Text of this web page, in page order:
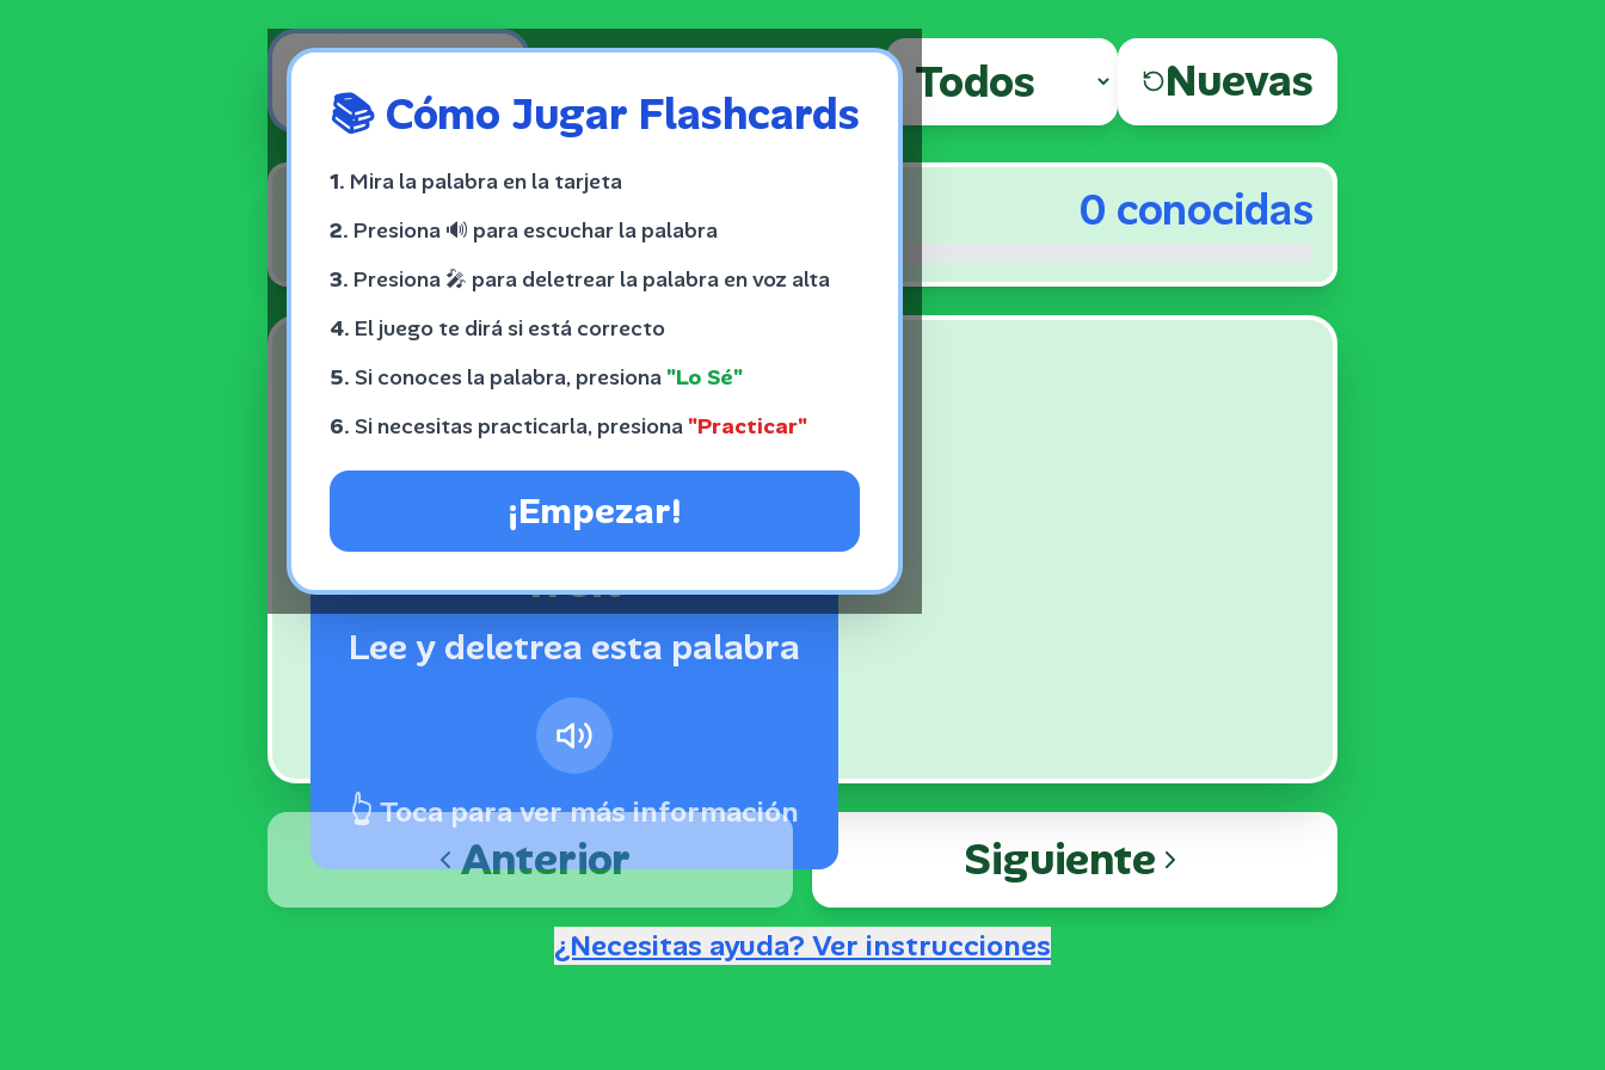
📚 Cómo Jugar Flashcards
1. Mira la palabra en la tarjeta
2. Presiona 🔊 para escuchar la palabra
3. Presiona 🎤 para deletrear la palabra en voz alta
4. El juego te dirá si está correcto
5. Si conoces la palabra, presiona"Lo Sé"
6. Si necesitas practicarla, presiona"Practicar"
¡Empezar!
Volver Nuevas
Palabra 1 20 0 conocidas
🇺🇸
fruit
Lee y deletrea esta palabra
👆Toca para ver más información
Anterior Siguiente
¿Necesitas ayuda? Ver instrucciones